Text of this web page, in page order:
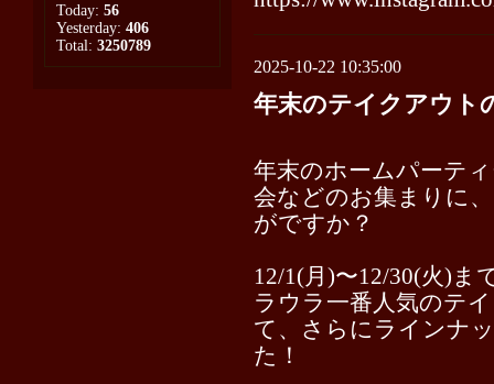
2025-10-22 10:35:00
年末のテイクアウト
年末の⁡ホームパーテ
会などのお集まりに
がですか？
12/1(月)〜12/30(火)ま
ラウラ一番人気のテ
て、さらにラインナ
た！
Today: 56
Yesterday: 406
Total: 3250789